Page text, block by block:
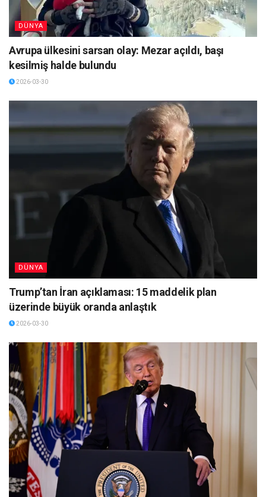
DÜNYA
Avrupa ülkesini sarsan olay: Mezar açıldı, başı
kesilmiş halde bulundu
2026-03-30
DÜNYA
Trump’tan İran açıklaması: 15 maddelik plan
üzerinde büyük oranda anlaştık
2026-03-30